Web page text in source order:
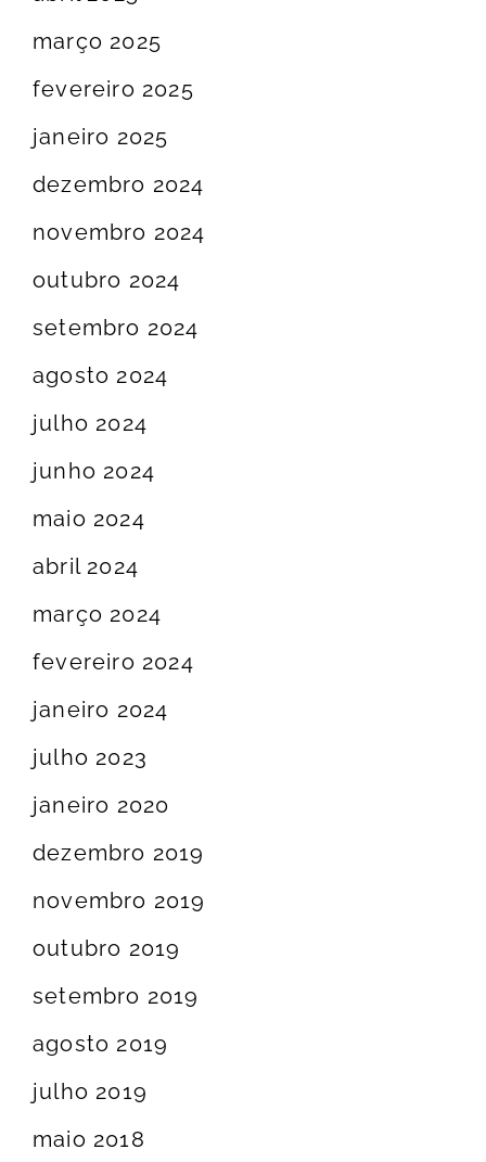
março 2025
fevereiro 2025
janeiro 2025
dezembro 2024
novembro 2024
outubro 2024
setembro 2024
agosto 2024
julho 2024
junho 2024
maio 2024
abril 2024
março 2024
fevereiro 2024
janeiro 2024
julho 2023
janeiro 2020
dezembro 2019
novembro 2019
outubro 2019
setembro 2019
agosto 2019
julho 2019
maio 2018